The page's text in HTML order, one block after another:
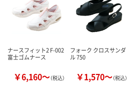
ナースフィット2 F-002
富士ゴムナース
￥6,160～（税込）
フォーク クロスサンダ
ル 750
￥1,570～（税込）